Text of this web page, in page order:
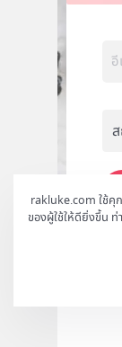
rakluke.com ใช้คุ
ของผู้ใช้ให้ดียิ่งขึ้น ท่